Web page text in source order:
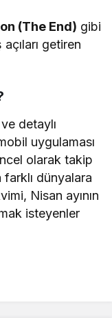
(The End) gibi
getiren
detaylı
uygulaması
olarak takip
dünyalara
Nisan ayının
isteyenler